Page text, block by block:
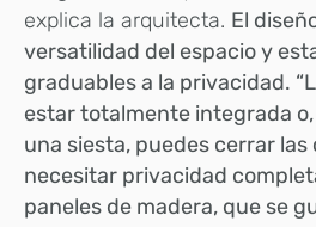
explica la arquitecta. El
versatilidad del espacio y
graduables a la privacidad.
estar totalmente integrada
una siesta, puedes cerrar
necesitar privacidad
paneles de madera, que se